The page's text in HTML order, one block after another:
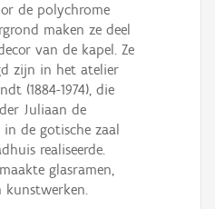
de polychrome
maken ze deel
van de kapel. Ze
zijn in het atelier
(1884-1974), die
Juliaan de
de gotische zaal
realiseerde.
glasramen,
kunstwerken.